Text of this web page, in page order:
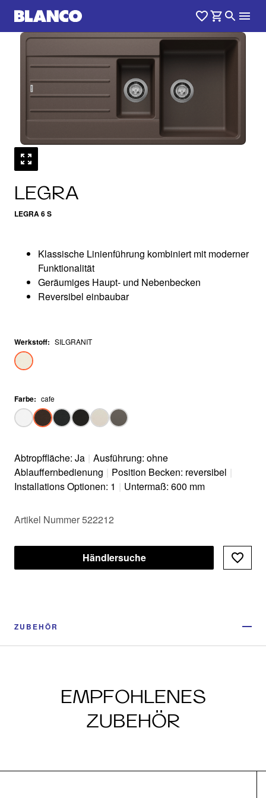
LEGRA
LEGRA 6 S
Klassische Linienführung kombiniert mit moderner
Funktionalität
Geräumiges Haupt- und Nebenbecken
Reversibel einbaubar
Werkstoff: SILGRANIT
Farbe: cafe
Abtropffläche: Ja | Ausführung: ohne
Ablauffernbedienung | Position Becken: reversibel |
Installations Optionen: 1 | Untermaß: 600 mm
Artikel Nummer 522212
Händlersuche
ZUBEHÖR
EMPFOHLENES
ZUBEHÖR